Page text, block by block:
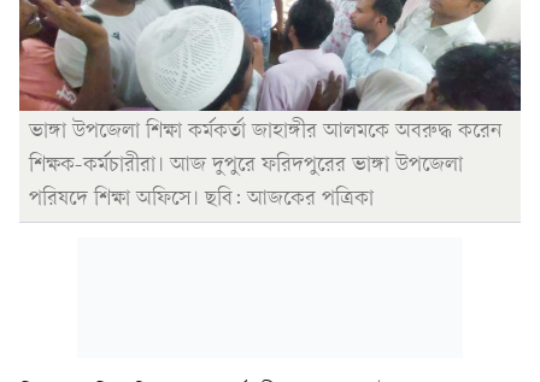
ভাঙ্গা উপজেলা শিক্ষা কর্মকর্তা জাহাঙ্গীর আলমকে অবরুদ্ধ করেন
শিক্ষক-কর্মচারীরা। আজ দুপুরে ফরিদপুরের ভাঙ্গা উপজেলা
পরিষদে শিক্ষা অফিসে। ছবি: আজকের পত্রিকা